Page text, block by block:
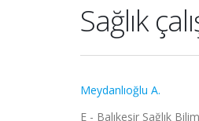
Sağlık
Meydanlıoğlu A.
E - Balıkesir Sağlık